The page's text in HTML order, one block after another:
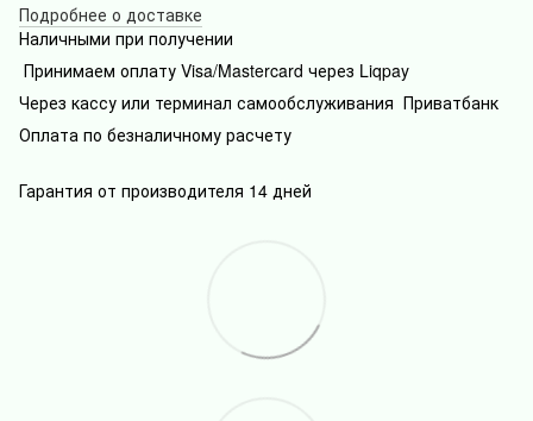
Подробнее о доставке
Наличными при получении
Принимаем оплату Visa/Mastercard через Liqpay
Через кассу или терминал самообслуживания Приватбанк
Оплата по безналичному расчету
Гарантия от производителя 14 дней